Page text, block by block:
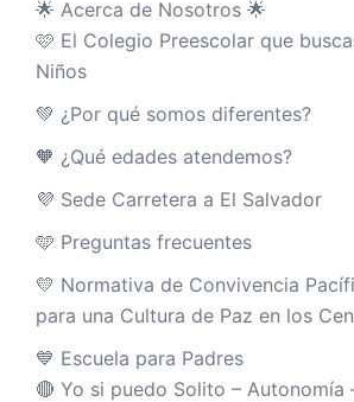
🌟 Acerca de Nosotros 🌟
🩷 El Colegio Preescolar que
Niños
💚 ¿Por qué somos diferentes?
🧡 ¿Qué edades atendemos?
💜 Sede Carretera a El Salvador
🩵 Preguntas frecuentes
💛 Normativa de Convivencia
para una Cultura de Paz en los
💙 Escuela para Padres
🔴 Yo si puedo Solito – Autonomía